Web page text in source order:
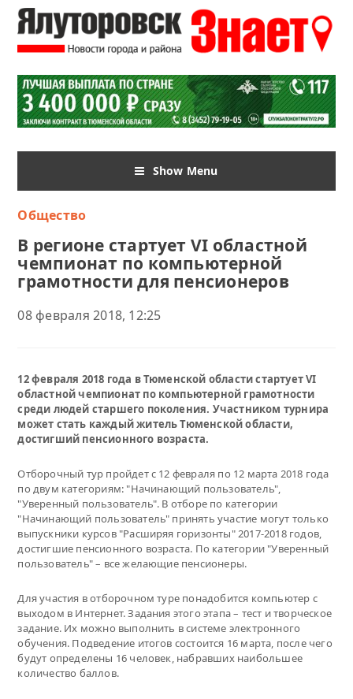
Show Menu
Общество
В регионе стартует VI областной
чемпионат по компьютерной
грамотности для пенсионеров
08 февраля 2018, 12:25
12 февраля 2018 года в Тюменской области стартует VI
областной чемпионат по компьютерной грамотности
среди людей старшего поколения. Участником турнира
может стать каждый житель Тюменской области,
достигший пенсионного возраста.
Отборочный тур пройдет с 12 февраля по 12 марта 2018 года
по двум категориям: "Начинающий пользователь",
"Уверенный пользователь". В отборе по категории
"Начинающий пользователь" принять участие могут только
выпускники курсов "Расширяя горизонты" 2017-2018 годов,
достигшие пенсионного возраста. По категории "Уверенный
пользователь" – все желающие пенсионеры.
Для участия в отборочном туре понадобится компьютер с
выходом в Интернет. Задания этого этапа – тест и творческое
задание. Их можно выполнить в системе электронного
обучения. Подведение итогов состоится 16 марта, после чего
будут определены 16 человек, набравших наибольшее
количество баллов.